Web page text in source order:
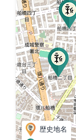
歴史地名